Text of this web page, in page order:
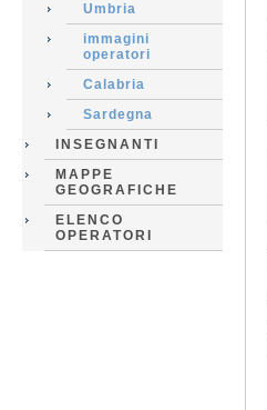
Umbria
immagini
operatori
Calabria
Sardegna
INSEGNANTI
MAPPE
GEOGRAFICHE
ELENCO
OPERATORI